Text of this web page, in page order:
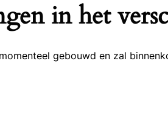
in het
gebouwd en zal